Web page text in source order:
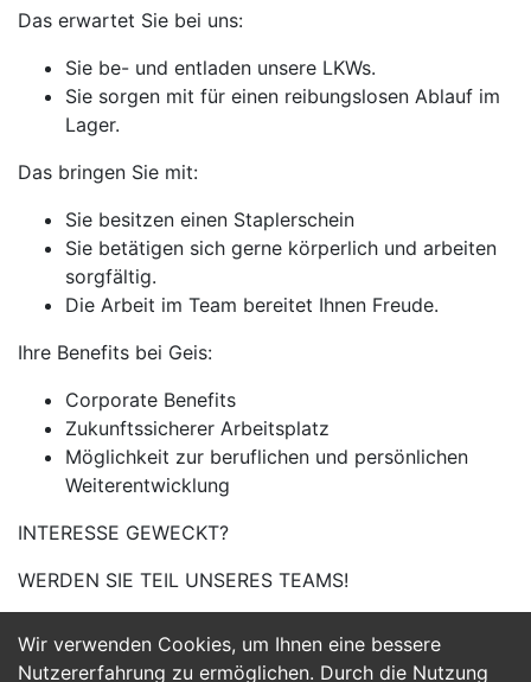
Wir verwenden Cookies, um Ihnen eine bessere
Nutzererfahrung zu ermöglichen. Durch die Nutzung
Das erwartet Sie bei uns:
Sie be- und entladen unsere LKWs.
Sie sorgen mit für einen reibungslosen Ablauf im
Lager.
Das bringen Sie mit:
Sie besitzen einen Staplerschein
Sie betätigen sich gerne körperlich und arbeiten
sorgfältig.
Die Arbeit im Team bereitet Ihnen Freude.
Ihre Benefits bei Geis:
Corporate Benefits
Zukunftssicherer Arbeitsplatz
Möglichkeit zur beruflichen und persönlichen
Weiterentwicklung
INTERESSE GEWECKT?
WERDEN SIE TEIL UNSERES TEAMS!
Jetzt Bewerben